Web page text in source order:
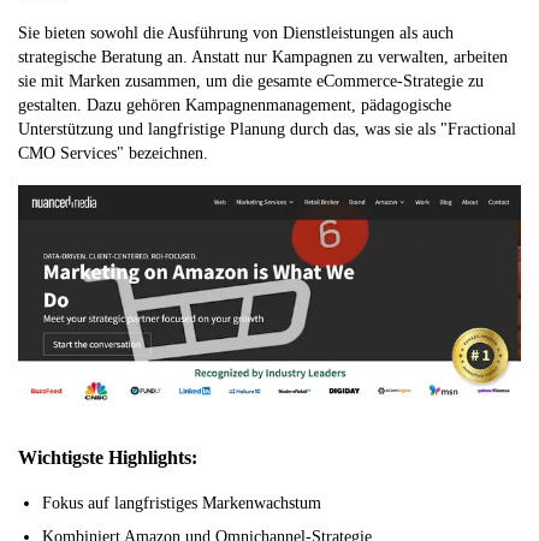
Sie bieten sowohl die Ausführung von Dienstleistungen als auch
strategische Beratung an. Anstatt nur Kampagnen zu verwalten, arbeiten
sie mit Marken zusammen, um die gesamte eCommerce-Strategie zu
gestalten. Dazu gehören Kampagnenmanagement, pädagogische
Unterstützung und langfristige Planung durch das, was sie als "Fractional
CMO Services" bezeichnen.
Wichtigste Highlights:
Fokus auf langfristiges Markenwachstum
Kombiniert Amazon und Omnichannel-Strategie